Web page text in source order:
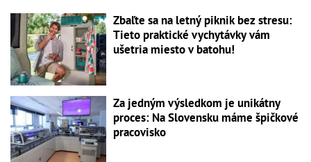
Zbaľte sa na letný piknik bez stresu:
Tieto praktické vychytávky vám
ušetria miesto v batohu!
Za jedným výsledkom je unikátny
proces: Na Slovensku máme špičkové
pracovisko